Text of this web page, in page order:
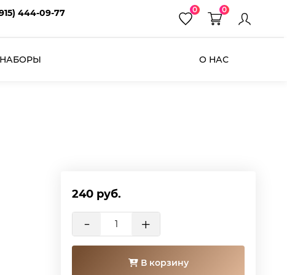
444-09-77 0 0
О НАС
240 руб.
- +
В корзину